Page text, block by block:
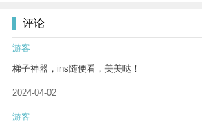
评论
游客
梯子神器，ins随便看，美美哒！
2024-04-02
游客